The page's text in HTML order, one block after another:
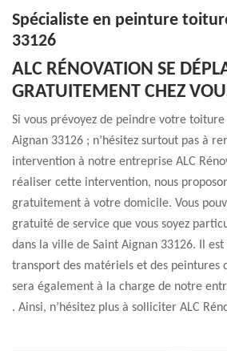
Spécialiste en peinture
33126
ALC RÉNOVATION SE
GRATUITEMENT CHEZ
Si vous prévoyez de peindre votre
Aignan 33126 ; n’hésitez surtout pas à
intervention à notre entreprise ALC
réaliser cette intervention, nous
gratuitement à votre domicile. Vous
gratuité de service que vous soyez
dans la ville de Saint Aignan 33126. Il
transport des matériels et des peintures
sera également à la charge de notre
. Ainsi, n’hésitez plus à solliciter ALC